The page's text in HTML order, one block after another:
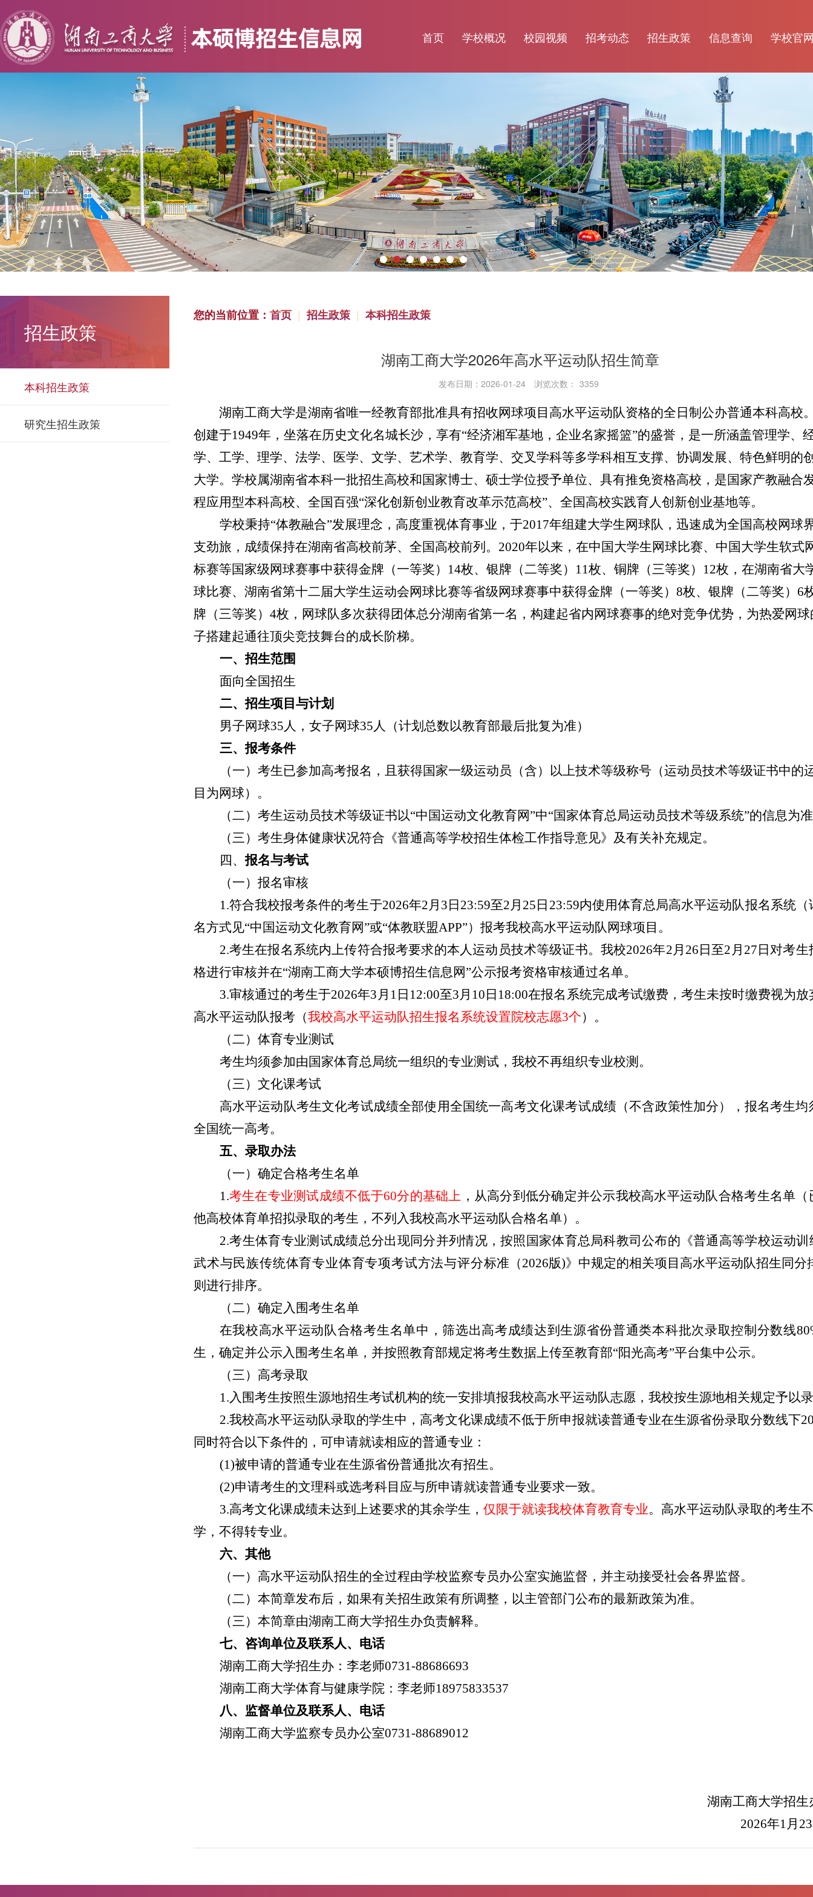
首页 学校概况 校园视频 招考动态 招生政策 信息查询 学校官
招生政策
本科招生政策
研究生招生政策
您的当前位置： 首页 | 招生政策 | 本科招生政策
湖南工商大学2026年高水平运动队招生简章
发布日期：2026-01-24 浏览次数： 3359
湖南工商大学是湖南省唯一经教育部批准具有招收网球项目高水平运动队资格的全日制公办普通本科高校
创建于1949年， 坐落在历史文化名城长沙， 享有“经济湘军基地，企业名家摇篮”的盛誉 ， 是一所涵盖管理学、
学、工学、理学、 法学、 医学、 文学、 艺术学、 教育学、 交叉学科等多学科相互支撑、协调发展、特色鲜明的
大学。学校属湖南省本科一批招生高校和国家博士、硕士学位授予单位、 具有推免资格高校 ，是国家产教融合
程应用型本科高校、全国百强“深化创新创业教育改革示范高校”、全国高校实践育人创新创业基地等。
学校秉持“体教融合”发展理念， 高度重视体育事业 ，于2017年组建大学生 网球队， 迅速成为全国高校网球
支劲旅 ， 成绩保持在湖南省高校前茅、全国高校前列 。 2020年以来， 在中国大学生网球比赛、中国大学生软式
标赛等国家级网球赛事中获得金牌（一等奖）14枚、银牌（二等奖）11枚、铜牌（三等奖） 12枚，在湖南省大
球比赛、湖南省第十二届大学生运动会网球比赛等省级网球赛事中获得金牌（一等奖）8枚、银牌（二等奖）6
牌（三等奖）4枚，网球队多次获得团体总分湖南省第一名 ， 构建起省内网球赛事的绝对竞争优势，为热爱网球
子搭建起通往顶尖竞技舞台的成长阶梯。
一、招生范围
面向全国招生
二、招生项目与计划
男子网球35人，女子网球35人（计划总数以教育部最后批复为准）
三、报考条件
（一） 考生已参加高考报名，且获得国家一级运动员（含）以上技术等级称号（运动员技术等级证书中的
目为网球）。
（二） 考生运动员技术等级证书以“中国运动文化教育网”中“国家体育总局运动员技术等级系统”的信息为
（三） 考生身体健康状况符合《普通高等学校招生体检工作指导意见》及有关补充规定。
四、报名与考试
（一）报名审核
1.符合我校报考条件的考生于2026年2月 3 日23:59至2月25 日23:59内使用体育总局高水平运动队报名系统（
名方式见“中国运动文化教育网”或“体教联盟APP”） 报考我校高水平运动队网球项目。
2.考生在报名系统内上传符合报考要求的本人运动员技术等级证书。我校2026年2月 26 日至2 月27 日对考生
格进行审核并在“湖南工商大学本硕博招生信息网”公示报考资格审核通过名单。
3.审核通过的考生于2026年3 月1日12:00至3月10 日18:00在报名系统完成考试缴费，考生未按时缴费视为放
高水平运动队报考（我校高水平运动队招生报名系统设置院校志愿3个）。
（二）体育专业测试
考生均须参加由国家体育总局统一组织的专业测试， 我校不再组织专业校测 。
（三）文化课考试
高水平运动队考生文化考试成绩全部使用全国统一高考文化课考试成绩 （不含政策性加分）
，报名考生
全国统一高考。
五、录取办法
（一）确定合格考生名单
1.考生在专业测试成绩不低于60分的基础上 ，从高分到低分确定并公示我校高水平运动队合格考生名单
他高校体育单招拟录取的考生，不列入我校高水平运动队合格名单）。
2.考生体育专业测试成绩总分出现同分并列情况，按照国家体育总局科教司公布的《普通高等学校运动训
武术与民族传统体育专业体育专项考试方法与评分标准 （2026版)》中规定的相关项目高水平运动队招生同分
则进行排序。
（二）确定入围考生名单
在我校高水平运动队合格考生名单中，筛选出高考成绩达到生源省份普通类本科批次录取控制分数线
生，确定并公示入围考生名单，并按照教育部规定将考生数据上传至教育部“阳光高考”平台集中公示。
（三） 高考录取
1.入围考生按照生源地招生考试机构的统一安排填报我校高水平运动队志愿，我校按生源地相关规定予以
2.我校高水平运动队录取的学生中，高考文化课成绩不低于所申报就读普通专业在生源省份录取分数线下
同时符合以下条件的， 可申请就读相应的普通专业 ：
(1)被申请的普通专业在生源省份普通批次有招生。
(2)申请考生的文理科或选考科目应与所申请就读普通专业要求一致。
3.高考文化课成绩未达到上述要求的其余学生 ， 仅限于就读我校体育教育专业。 高水平运动队录取的考生
学，不得转专业。
六、其他
（一）高水平运动队招生的全过程由学校监察专员办公室实施监督，并主动接受社会各界监督。
（二）本简章发布后，如果有关招生政策有所调整，以主管部门公布的最新政策为准。
（三）本简章由湖南工商大学招生办负责解释。
七、咨询单位及联系人、电话
湖南工商大学招生办：李老师0731-88686693
湖南工商大学体育与健康学院：李老师18975833537
八、监督单位及联系人、电话
湖南工商大学监察专员办公室0731-88689012
湖南工商大学招生
2026年1月 23